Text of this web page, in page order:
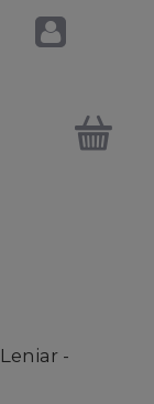
-